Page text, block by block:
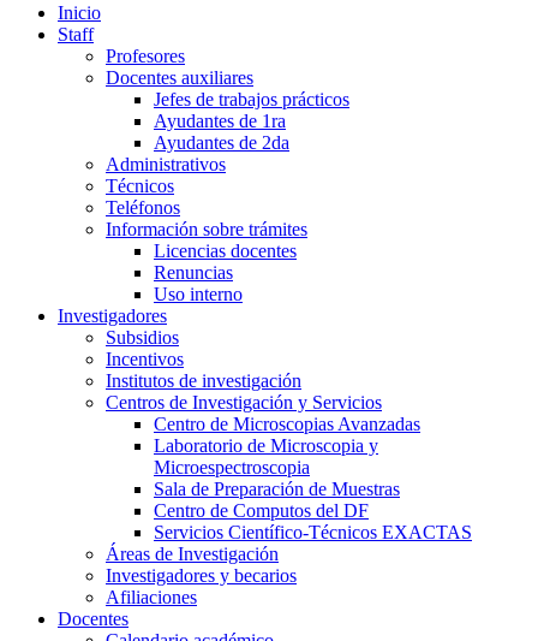
Inicio
Staff
Profesores
Docentes auxiliares
Jefes de trabajos prácticos
Ayudantes de 1ra
Ayudantes de 2da
Administrativos
Técnicos
Teléfonos
Información sobre trámites
Licencias docentes
Renuncias
Uso interno
Investigadores
Subsidios
Incentivos
Institutos de investigación
Centros de Investigación y Servicios
Centro de Microscopias Avanzadas
Laboratorio de Microscopia y
Microespectroscopia
Sala de Preparación de Muestras
Centro de Computos del DF
Servicios Científico-Técnicos EXACTAS
Áreas de Investigación
Investigadores y becarios
Afiliaciones
Docentes